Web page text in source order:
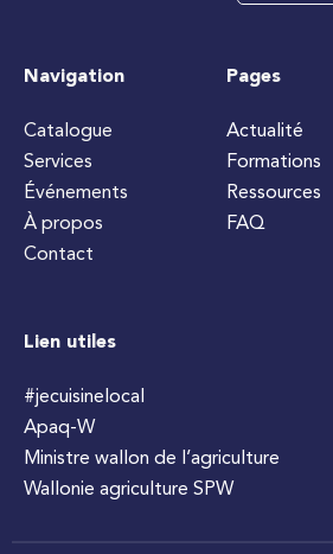
Navigation
Catalogue
Services
Événements
À propos
Contact
Pages
Actualité
Formations
Ressources
FAQ
Lien utiles
#jecuisinelocal
Apaq-W
Ministre wallon de l’agriculture
Wallonie agriculture SPW